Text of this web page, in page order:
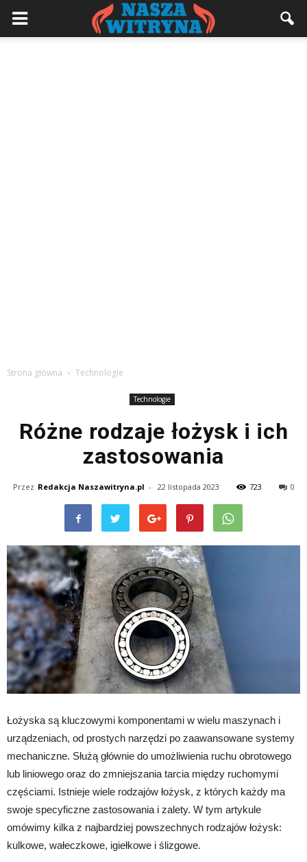
Strona główna Technologie
Technologie
Różne rodzaje łożysk i ich
zastosowania
Przez Redakcja Naszawitryna.pl - 22 listopada 2023 723 0
Łożyska są kluczowymi komponentami w wielu maszynach i
urządzeniach, od prostych narzędzi po zaawansowane systemy
mechaniczne. Służą głównie do umożliwienia ruchu obrotowego
lub liniowego oraz do zmniejszania tarcia między ruchomymi
częściami. Istnieje wiele rodzajów łożysk, z których każdy ma
swoje specyficzne zastosowania i zalety. W tym artykule
omówimy kilka z najbardziej powszechnych rodzajów łożysk:
kulkowe, wałeczkowe, igiełkowe i ślizgowe.